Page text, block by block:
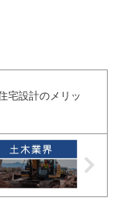
宅設計のメリッ